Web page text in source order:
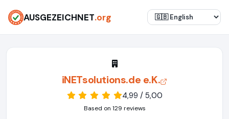
AUSGEZEICHNET.org
iNETsolutions.de e.K.
4,99 / 5,00
Based on 129 reviews